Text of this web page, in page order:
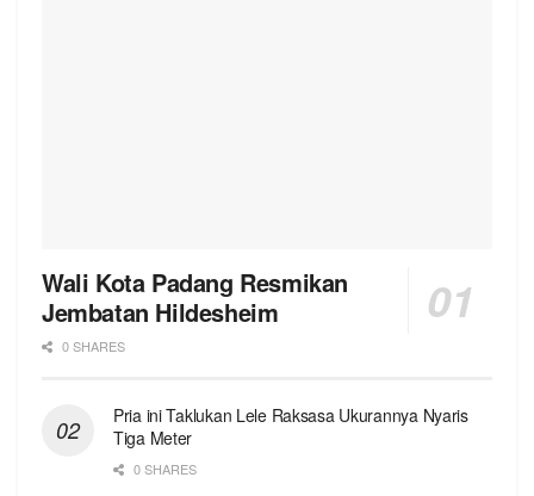
Wali Kota Padang Resmikan
Jembatan Hildesheim
0 SHARES
Pria ini Taklukan Lele Raksasa Ukurannya Nyaris
Tiga Meter
0 SHARES